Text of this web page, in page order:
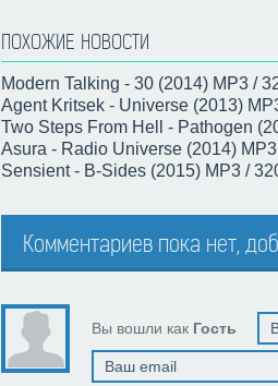
ПОХОЖИЕ НОВОСТИ
Modern Talking - 30 (2014) MP3 /
Agent Kritsek - Universe (2013)
Two Steps From Hell - Pathogen
Asura - Radio Universe (2014)
Sensient - B-Sides (2015) MP3 /
Комментариев пока нет,
Вы вошли как Гость